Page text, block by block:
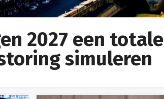
2027 een totale
simuleren